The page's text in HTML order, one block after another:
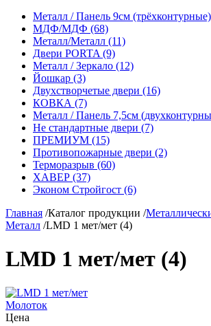
Металл / Панель 9см
МДФ/МДФ (68)
Металл/Металл (11)
Двери PORTA (9)
Металл / Зеркало (12)
Йошкар (3)
Двухстворчетые двери (16)
КОВКА (7)
Металл / Панель 7,5см
Не стандартные двери (7)
ПРЕМИУМ (15)
Противопожарные двери (2)
Терморазрыв (60)
ХАВЕР (37)
Эконом Стройгост (6)
Главная /Каталог продукции /
Металл /LMD 1 мет/мет (4)
LMD 1 мет/мет (4)
Молоток
Цена